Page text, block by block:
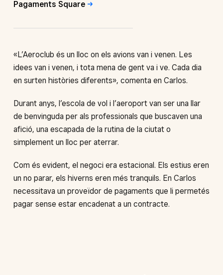
Pagaments Square
«L’Aeroclub és un lloc on els avions van i venen. Les
idees van i venen, i tota mena de gent va i ve. Cada dia
en surten històries diferents», comenta en Carlos.
Durant anys, l’escola de vol i l’aeroport van ser una llar
de benvinguda per als professionals que buscaven una
afició, una escapada de la rutina de la ciutat o
simplement un lloc per aterrar.
Com és evident, el negoci era estacional. Els estius eren
un no parar, els hiverns eren més tranquils. En Carlos
necessitava un proveïdor de pagaments que li permetés
pagar sense estar encadenat a un contracte.